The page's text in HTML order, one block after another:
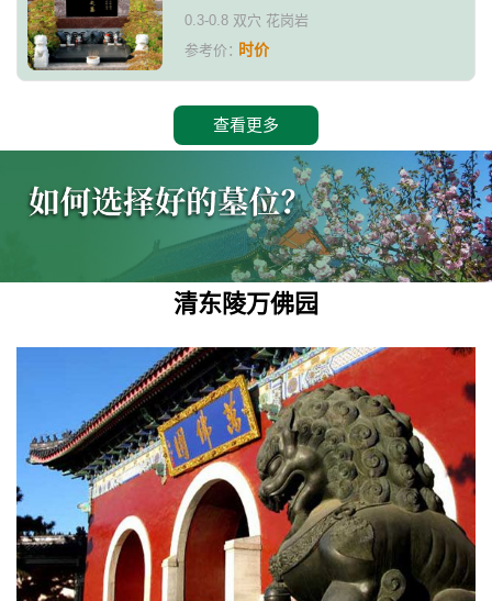
0.3-0.8 双穴 花岗岩
参考价：时价
查看更多
清东陵万佛园